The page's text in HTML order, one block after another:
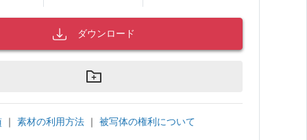
ダウンロード
｜ 素材の利用方法 ｜ 被写体の権利について